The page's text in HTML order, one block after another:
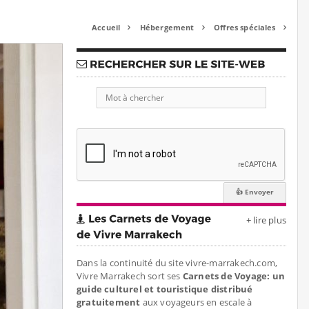
Accueil  Hébergement  Offres spéciales 
+ lire plus
Dans la continuité du site vivre-marrakech.com,
Vivre Marrakech sort ses Carnets de Voyage: un
guide culturel et touristique distribué
gratuitement aux voyageurs en escale à